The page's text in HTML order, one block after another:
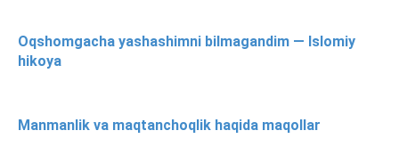
Oqshomgacha yashashimni bilmagandim — Islomiy
hikoya
Manmanlik va maqtanchoqlik haqida maqollar